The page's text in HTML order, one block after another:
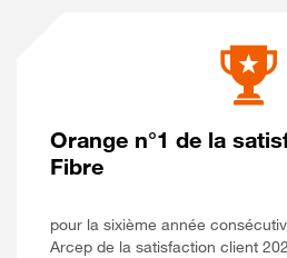
Orange n°1 de la
Fibre
pour la sixième année
Arcep de la satisfaction client